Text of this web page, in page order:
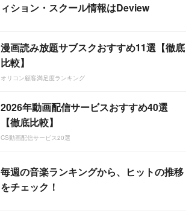
ィション・スクール情報はDeview
漫画読み放題サブスクおすすめ11選【徹底
比較】
オリコン顧客満足度ランキング
2026年動画配信サービスおすすめ40選
【徹底比較】
CS動画配信サービス20選
毎週の音楽ランキングから、ヒットの推移
をチェック！